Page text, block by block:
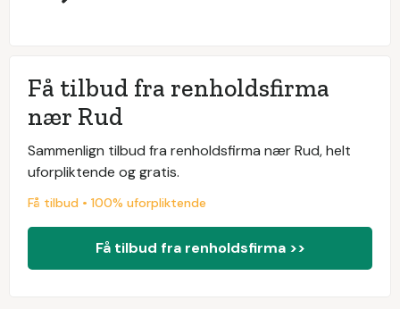
Få tilbud fra renholdsfirma
nær Rud
Sammenlign tilbud fra renholdsfirma nær Rud, helt
uforpliktende og gratis.
Få tilbud • 100% uforpliktende
Få tilbud fra renholdsfirma >>